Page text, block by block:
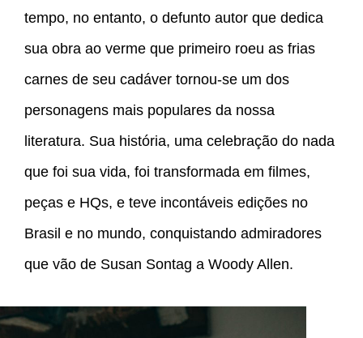
tempo, no entanto, o defunto autor que dedica
sua obra ao verme que primeiro roeu as frias
carnes de seu cadáver tornou-se um dos
personagens mais populares da nossa
literatura. Sua história, uma celebração do nada
que foi sua vida, foi transformada em filmes,
peças e HQs, e teve incontáveis edições no
Brasil e no mundo, conquistando admiradores
que vão de Susan Sontag a Woody Allen.